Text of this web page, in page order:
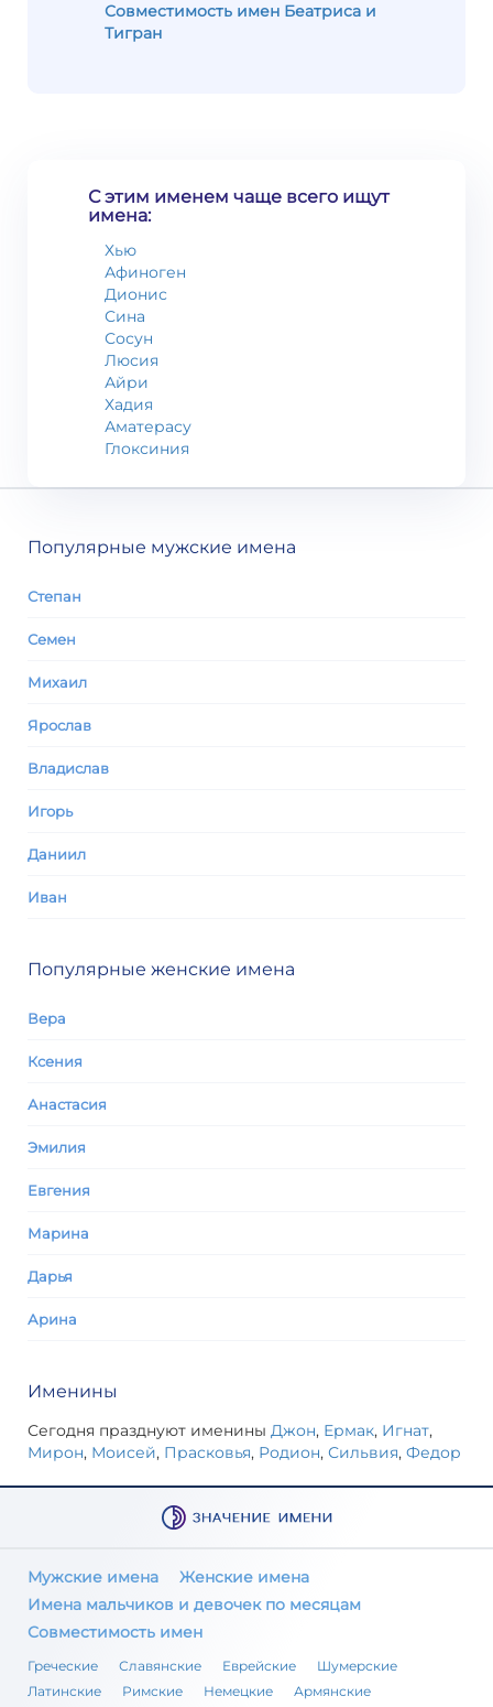
Совместимость имен Беатриса и
Тигран
С этим именем чаще всего ищут
имена:
Хью
Афиноген
Дионис
Сина
Сосун
Люсия
Айри
Хадия
Аматерасу
Глоксиния
Популярные мужские имена
Степан
Семен
Михаил
Ярослав
Владислав
Игорь
Даниил
Иван
Популярные женские имена
Вера
Ксения
Анастасия
Эмилия
Евгения
Марина
Дарья
Арина
Именины
Сегодня празднуют именины Джон, Ермак, Игнат,
Мирон, Моисей, Прасковья, Родион, Сильвия, Федор
Мужские имена
Женские имена
Имена мальчиков и девочек по месяцам
Совместимость имен
Греческие Славянские Еврейские
Шумерские
Латинские
Римские Немецкие Армянские